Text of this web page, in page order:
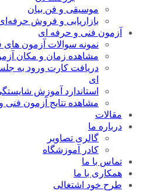
موسیقی و فن بیان
بازاریابی و فروش
آزمون فنی و حرفه ای
نمونه سوالات آزمون
مشاهده زمان و مکان
دریافت کارت ورود به
ای
استاندارد آموزش
مشاهده نتایج آزمون فنی
مقالات
درباره ما
گالری تصاویر
کادر آموزشگاه
تماس با ما
همکاری با ما
طرح خود اشتغالی